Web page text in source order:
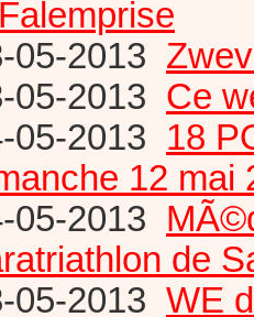
05-2013
05-2013 Ce
05-2013 18
12 mai
05-2013
de
05-2013 WE